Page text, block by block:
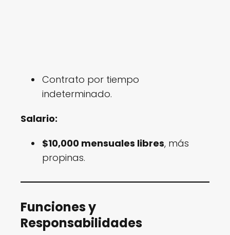
Contrato por tiempo
indeterminado.
Salario:
$10,000 mensuales libres, más
propinas.
Funciones y
Responsabilidades